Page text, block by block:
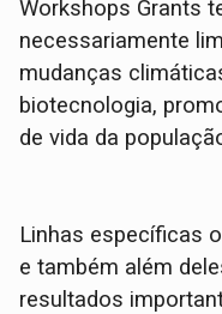
Workshops Grants
necessariamente
mudanças
biotecnologia,
de vida da
Linhas específicas
e também além
resultados